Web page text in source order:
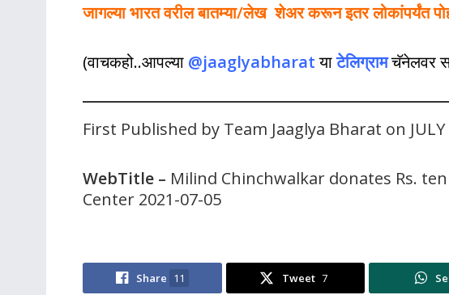
जागल्या भारत वरील बातम्या/लेख शेअर करून इतर लोकांपर्यंत
(वाचकहो..आपल्या @jaaglyabharat याटेलिग्रामचॅनेलवर
First Published by Team Jaaglya Bharat on
WebTitle – Milind Chinchwalkar donates Rs.
Center 2021-07-05
Share 11 Tweet 7